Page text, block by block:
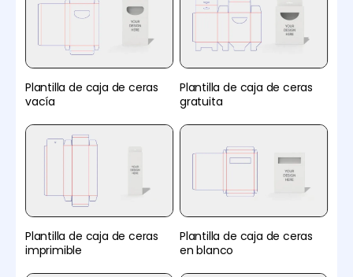
Plantilla de caja de ceras
vacía
Plantilla de caja de ceras
gratuita
Plantilla de caja de ceras
imprimible
Plantilla de caja de ceras
en blanco